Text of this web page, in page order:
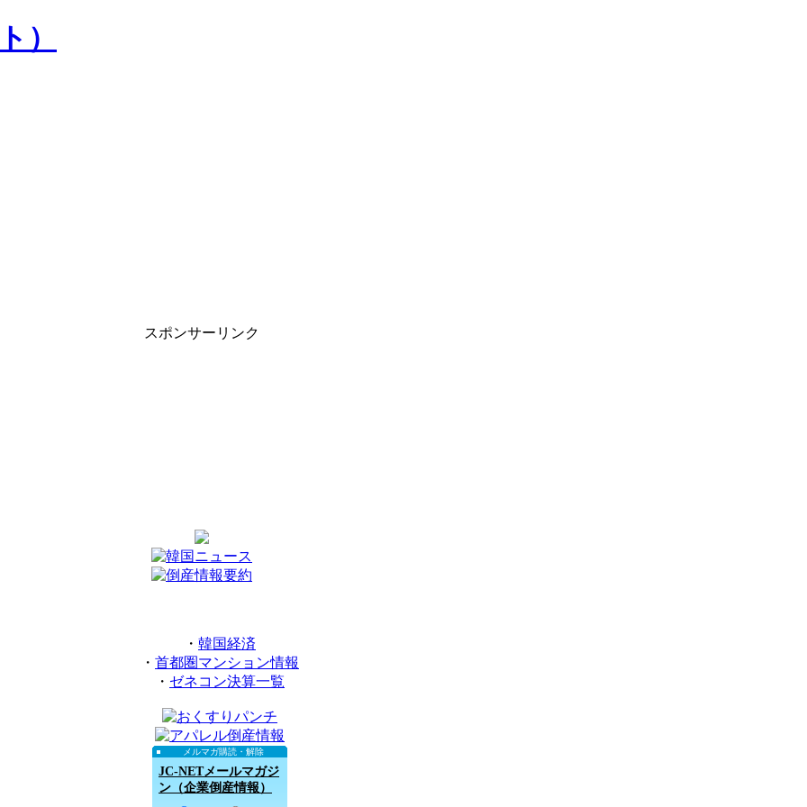
スポンサーリンク
・ 韓国経済
・ 首都圏マンション情報
・ ゼネコン決算一覧
メルマガ購読・解除
JC-NETメールマガジ
ン（企業倒産情報）